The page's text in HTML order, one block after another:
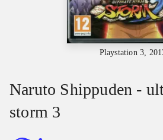
Playstation 3,
Naruto Shippuden -
storm 3